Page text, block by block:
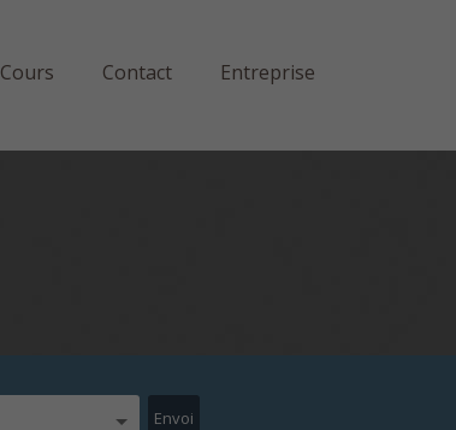
Cours Contact Entreprise